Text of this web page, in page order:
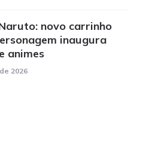
novo carrinho
inaugura
animes
2026